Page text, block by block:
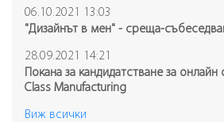
06.10.2021 13:03
"Дизайнът в мен" - среща-
28.09.2021 14:21
Покана за кандидатстване за
Class Manufacturing
Виж всички